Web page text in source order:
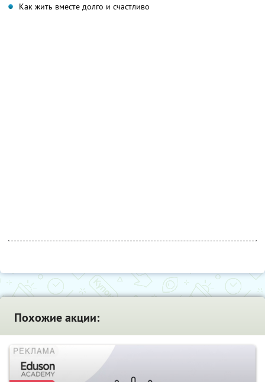
Как жить вместе долго и счастливо
Похожие акции: